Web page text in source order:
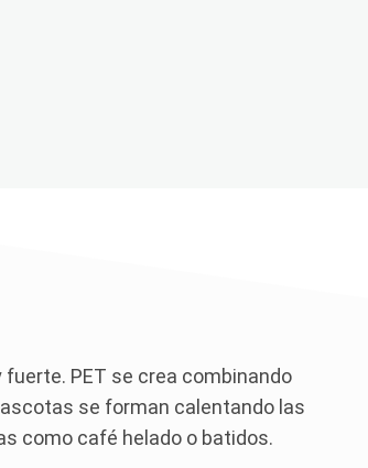
PET se crea combinando
se forman calentando las
como café helado o batidos.